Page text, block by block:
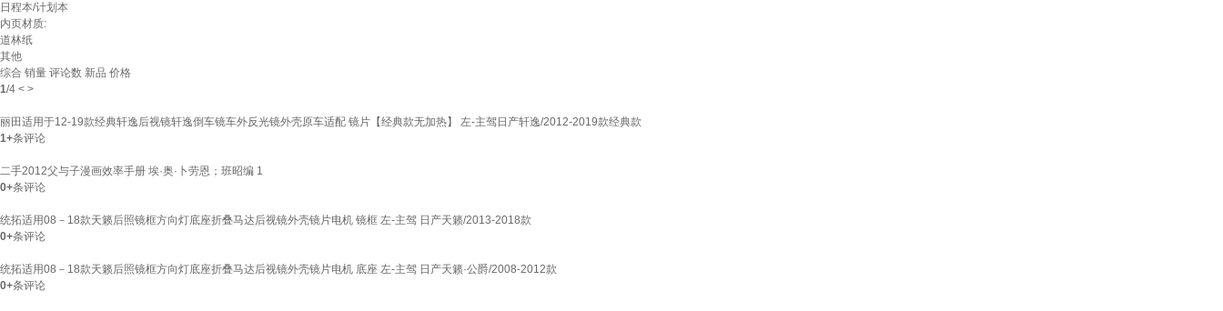
日程本/计划本
内页材质:
道林纸
其他
综合 销量 评论数 新品 价格
1/4 < >
丽田适用于12-19款经典轩逸后视镜轩逸倒车镜车外反光镜外壳原车适配 镜片【经典款无加热】 左-主驾日产轩逸/2012-2019款经典款
1+条评论
二手2012父与子漫画效率手册 埃·奥·卜劳恩；班昭编 1
0+条评论
统拓适用08－18款天籁后照镜框方向灯底座折叠马达后视镜外壳镜片电机 镜框 左-主驾 日产天籁/2013-2018款
0+条评论
统拓适用08－18款天籁后照镜框方向灯底座折叠马达后视镜外壳镜片电机 底座 左-主驾 日产天籁·公爵/2008-2012款
0+条评论